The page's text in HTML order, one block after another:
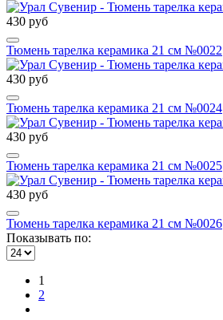
430 руб
Тюмень тарелка керамика 21 см №0022
430 руб
Тюмень тарелка керамика 21 см №0024
430 руб
Тюмень тарелка керамика 21 см №0025
430 руб
Тюмень тарелка керамика 21 см №0026
Показывать по:
1
2